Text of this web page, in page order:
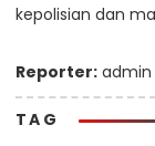
kepolisian dan
Reporter: admin
TAG